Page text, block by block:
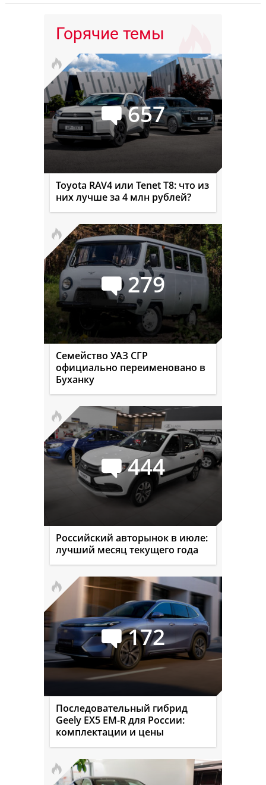
Горячие темы
657
Toyota RAV4 или Tenet T8: что из
них лучше за 4 млн рублей?
279
Семейство УАЗ СГР
официально переименовано в
Буханку
444
Российский авторынок в июле:
лучший месяц текущего года
172
Последовательный гибрид
Geely EX5 EM-R для России:
комплектации и цены